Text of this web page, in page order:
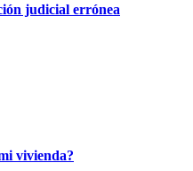
judicial errónea
vivienda?